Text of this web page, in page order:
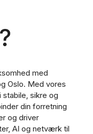
med
Oslo. Med vores
sikre og
din forretning
og driver
AI og netværk til